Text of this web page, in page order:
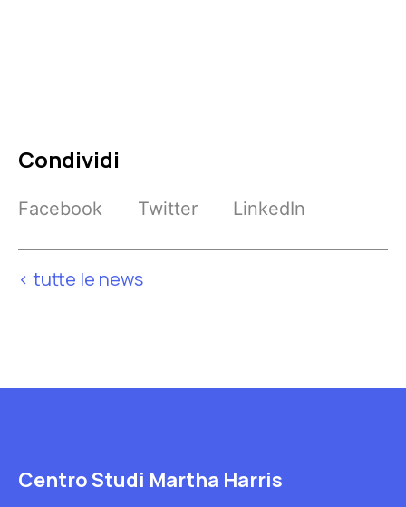
Condividi
Facebook Twitter LinkedIn
< tutte le news
Centro Studi Martha Harris